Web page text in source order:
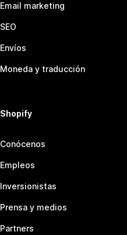
Email marketing
SEO
Envíos
Moneda y traducción
Shopify
Conócenos
Empleos
Inversionistas
Prensa y medios
Partners